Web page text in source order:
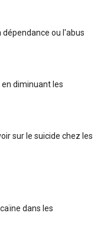
ou l'abus
diminuant les
sur le suicide chez les
dans les